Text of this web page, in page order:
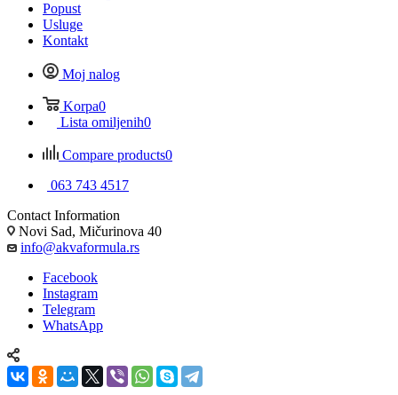
Popust
Usluge
Kontakt
Moj nalog
Korpa0
Lista omiljenih0
Compare products0
063 743 4517
Contact Information
Novi Sad, Mičurinova 40
info@akvaformula.rs
Facebook
Instagram
Telegram
WhatsApp